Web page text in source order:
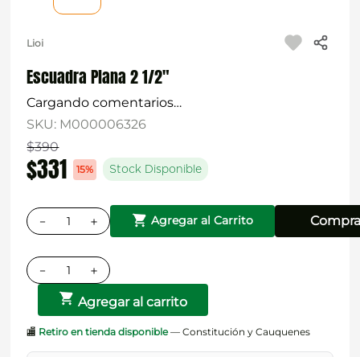
Lioi
Escuadra Plana 2 1/2"
Cargando comentarios…
SKU: M000006326
$390
$331 15% Stock Disponible
＋
－ Agregar al Carrito
＋
－
Agregar al carrito
🏬 Retiro en tienda disponible— Constitución y Cauquenes